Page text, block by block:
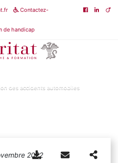
Contactez-
de handicap
la visualisation des accidents
des accidents automobiles
2022